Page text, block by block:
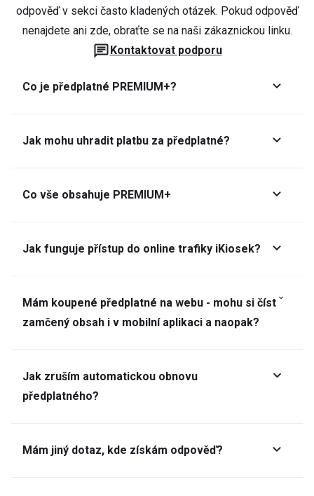
odpověď v sekci často kladených otázek. Pokud odpověď
nenajdete ani zde, obraťte se na naši zákaznickou linku.
Kontaktovat podporu
Co je předplatné PREMIUM+?
Jak mohu uhradit platbu za předplatné?
Co vše obsahuje PREMIUM+
Jak funguje přístup do online trafiky iKiosek?
Mám koupené předplatné na webu - mohu si číst
zamčený obsah i v mobilní aplikaci a naopak?
Jak zruším automatickou obnovu
předplatného?
Mám jiný dotaz, kde získám odpověď?